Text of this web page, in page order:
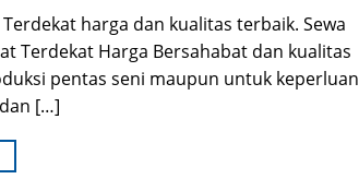
harga dan kualitas terbaik. Sewa
Terdekat Harga Bersahabat dan kualitas
pentas seni maupun untuk keperluan
[…]